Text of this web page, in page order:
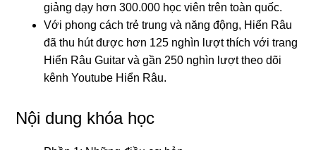
giảng dạy hơn 300.000 học viên trên toàn quốc.
Với phong cách trẻ trung và năng động, Hiển Râu
đã thu hút được hơn 125 nghìn lượt thích với trang
Hiển Râu Guitar và gần 250 nghìn lượt theo dõi
kênh Youtube Hiển Râu.
Nội dung khóa học